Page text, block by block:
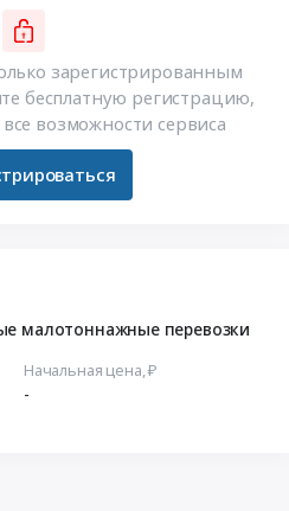
зарегистрированным
бесплатную регистрацию,
возможности сервиса
малотоннажные перевозки
Начальная цена, ₽
-